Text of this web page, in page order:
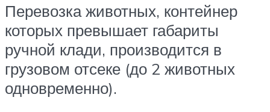
Перевозка животных, контейнер
которых превышает габариты
ручной клади, производится в
грузовом отсеке (до 2 животных
одновременно).